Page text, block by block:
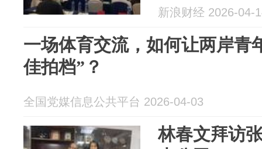
新浪财经 2026-04-
一场体育交流，如何让两岸青
佳拍档”？
全国党媒信息公共平台 2026-04-03
林春文拜访